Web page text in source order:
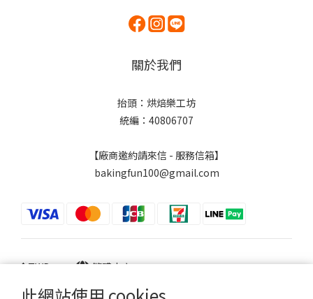
關於我們
抬頭：烘焙樂工坊
統編：40806707
【廠商邀約請來信 - 服務信箱】
bakingfun100@gmail.com
$TWD 繁體中文